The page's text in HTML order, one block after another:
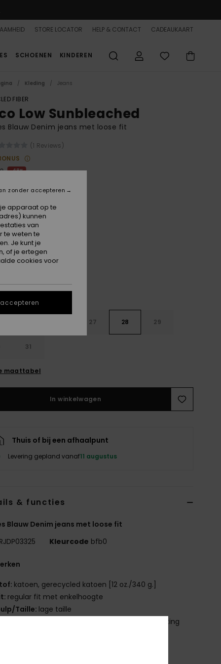
STORE LOCATOR HELP & CONTACT CADEAUKAART
SCHOENEN KINDEREN
Kleding Jeans
FIBER
Low Sunbleached
Blauw Denim jeans met loose fit
(1 Reviews)
48%
SALE 25% EXTRA
27 28 29
31
maattabel
In winkelwagen
Thuis of bij een afhaalpunt
Levering gepland vanaf11 augustus
& functies
Blauw Denim jeans met loose fit
Kleurcode bfb0
katoen, gerecycled katoen [12 oz./340 g.]
regular fit met enkelhoogte
Taille: lage taille
Tailleband met metalen ROXY heritage-knoopsluiting
apparaat op te
kunnen
van
te weten te
Je kunt je
of je ertegen
cookies voor
zonder accepteren